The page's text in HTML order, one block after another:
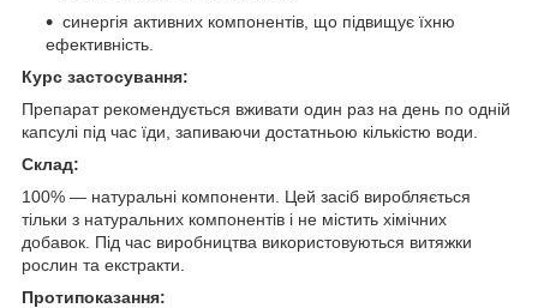
синергія активних компонентів, що підвищує їхню
ефективність.
Курс застосування:
Препарат рекомендується вживати один раз на день по одній
капсулі під час їди, запиваючи достатньою кількістю води.
Склад:
100% — натуральні компоненти. Цей засіб виробляється
тільки з натуральних компонентів і не містить хімічних
добавок. Під час виробництва використовуються витяжки
рослин та екстракти.
Протипоказання: